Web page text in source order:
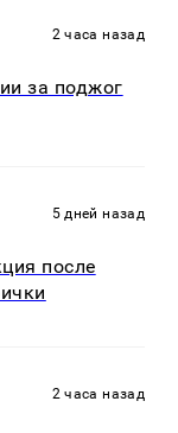
2 часа назад
за поджог
5 дней назад
после
2 часа назад